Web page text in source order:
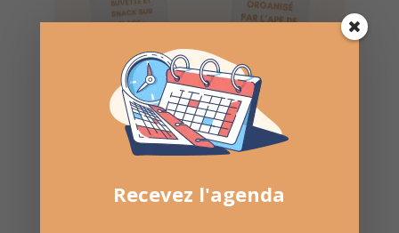
Recevez l'agenda